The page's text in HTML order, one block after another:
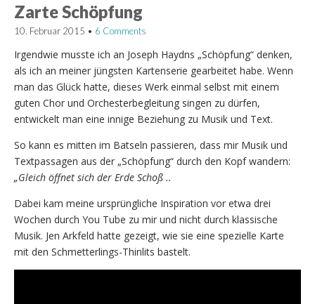
Zarte Schöpfung
10. Februar 2015 • 6 Comments
Irgendwie musste ich an Joseph Haydns „Schöpfung“ denken,
als ich an meiner jüngsten Kartenserie gearbeitet habe. Wenn
man das Glück hatte, dieses Werk einmal selbst mit einem
guten Chor und Orchesterbegleitung singen zu dürfen,
entwickelt man eine innige Beziehung zu Musik und Text.
So kann es mitten im Batseln passieren, dass mir Musik und
Textpassagen aus der „Schöpfung“ durch den Kopf wandern:
„Gleich öffnet sich der Erde Schoß ..
Dabei kam meine ursprüngliche Inspiration vor etwa drei
Wochen durch You Tube zu mir und nicht durch klassische
Musik. Jen Arkfeld hatte gezeigt, wie sie eine spezielle Karte
mit den Schmetterlings-Thinlits bastelt.